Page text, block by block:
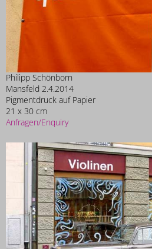
Philipp Schönborn
Mansfeld 2.4.2014
Pigmentdruck auf Papier
21 x 30 cm
Anfragen/Enquiry